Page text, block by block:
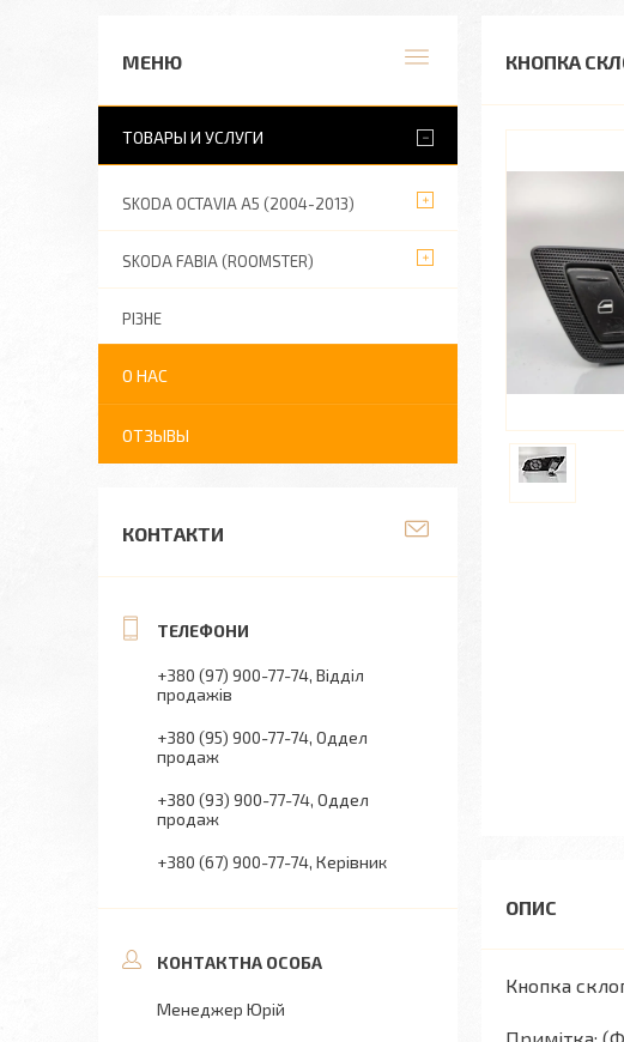
КНОПКА
Кнопка
ТОВАРЫ И УСЛУГИ
SKODA OCTAVIA A5 (2004-2013)
SKODA FABIA (ROOMSTER)
РІЗНЕ
О НАС
ОТЗЫВЫ
КОНТАКТИ
+380 (97) 900-77-74 Відділ
продажів
+380 (95) 900-77-74 Оддел
продаж
+380 (93) 900-77-74 Оддел
продаж
+380 (67) 900-77-74 Керівник
Менеджер Юрій